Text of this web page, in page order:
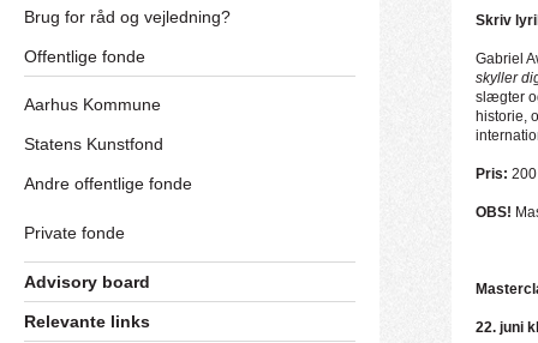
Skriv
Gabriel
skyller
slægter
historie,
Pris:
OBS!
22. juni
Brug for råd og vejledning?
Offentlige fonde
Aarhus Kommune
Statens Kunstfond
Andre offentlige fonde
Private fonde
Advisory board
Relevante links